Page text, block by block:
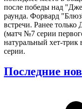
после победы над
раунда. Форвард
встречи. Ранее
(матч №7 серии
натуральный хет-трик
серии.
Последние